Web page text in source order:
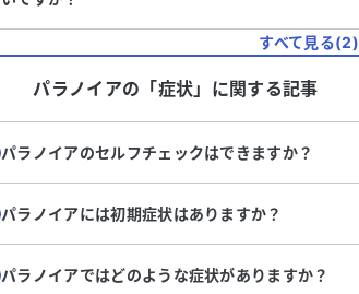
すべて見る(2)
パラノイアの「症状」に関する記事
パラノイアのセルフチェックはできますか？
パラノイアには初期症状はありますか？
パラノイアではどのような症状がありますか？